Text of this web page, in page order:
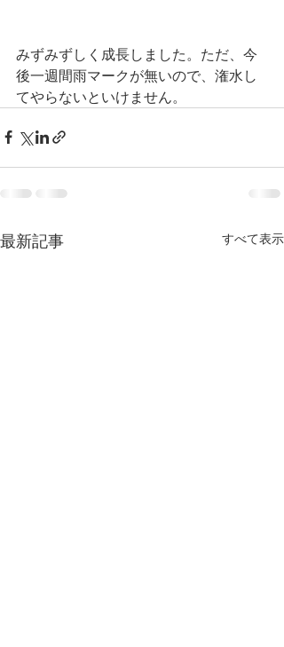
みずみずしく成長しました。ただ、今
後一週間雨マークが無いので、潅水し
てやらないといけません。
最新記事 すべて表示